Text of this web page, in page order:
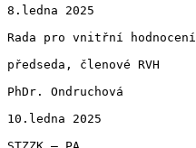
8.ledna 2025
Rada pro vnitřní hodnocení
předseda, členové RVH
PhDr. Ondruchová
10.ledna 2025